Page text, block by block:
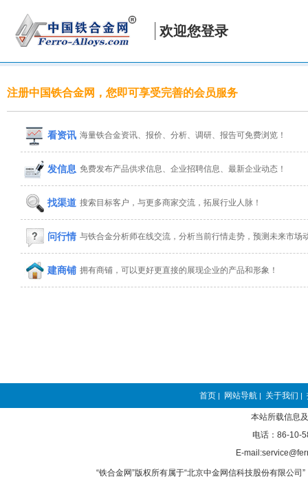
欢迎您登录
注册中国铁合金网，您即可享受完善的会员服务
看资讯 海量铁合金资讯、报价、分析、调研、报告可免费浏览！
发信息 免费发布产品供求信息、企业招聘信息、最新企业动态！
找渠道 搜索目标客户，与更多商家交流，拓展行业人脉！
问行情 与铁合金分析师在线交流，分析当前行情走势，预测未来市场
建商铺 拥有商铺，可以更好更直接的展现企业的产品和形象！
首页 | 网站导航 | 关于我们 |
本站所载信息
电话：86-10-
E-
“铁合金网”版权所有属于“北京中金网信科技股份有限公司